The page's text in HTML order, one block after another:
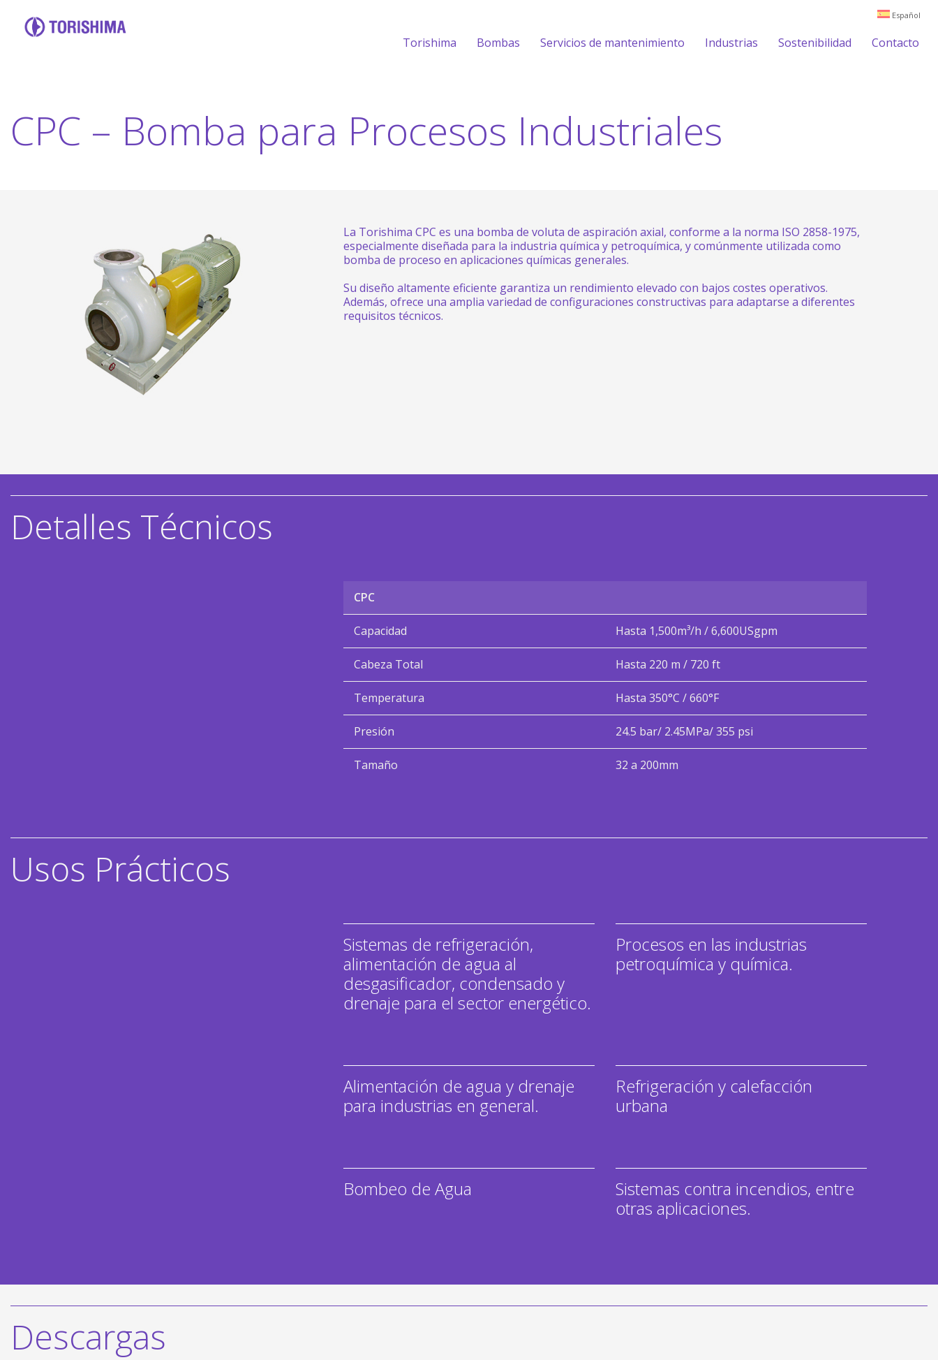
Español
Torishima Bombas Servicios de mantenimiento Industrias Sostenibilidad Contacto
CPC – Bomba para Procesos Industriales
La Torishima CPC es una bomba de voluta de aspiración axial, conforme a la norma ISO 2858-1975,
especialmente diseñada para la industria química y petroquímica, y comúnmente utilizada como
bomba de proceso en aplicaciones químicas generales.
Su diseño altamente eficiente garantiza un rendimiento elevado con bajos costes operativos.
Además, ofrece una amplia variedad de configuraciones constructivas para adaptarse a diferentes
requisitos técnicos.
Detalles Técnicos
CPC
Capacidad Hasta 1,500m³/h / 6,600USgpm
Cabeza Total Hasta 220 m / 720 ft
Temperatura Hasta 350°C / 660°F
Presión 24.5 bar/ 2.45MPa/ 355 psi
Tamaño 32 a 200mm
Usos Prácticos
Sistemas de refrigeración,
alimentación de agua al
desgasificador, condensado y
drenaje para el sector energético.
Procesos en las industrias
petroquímica y química.
Alimentación de agua y drenaje
para industrias en general.
Refrigeración y calefacción
urbana
Bombeo de Agua
Sistemas contra incendios, entre
otras aplicaciones.
Descargas